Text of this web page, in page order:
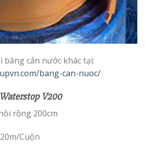
băng cản nước khác tại:
bang-can-nuoc/
V200
rộng 200cm
Cuộn